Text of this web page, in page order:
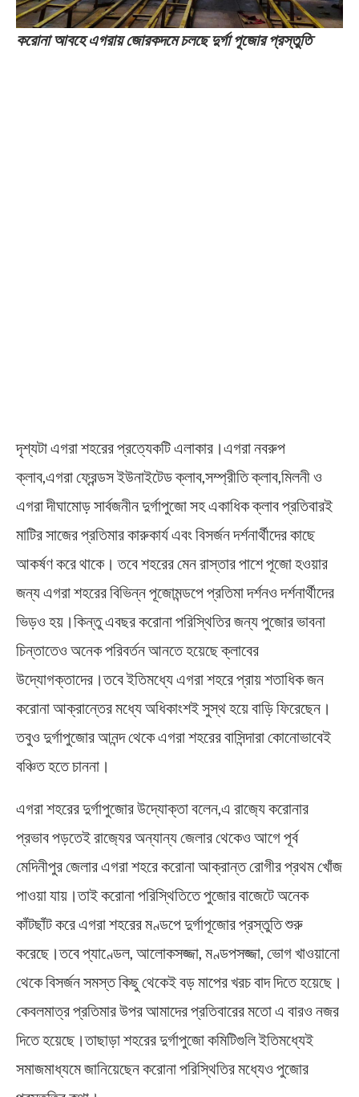
করোনা আবহে এগরায় জোরকদমে চলছে দুর্গা পূজোর প্রস্তুতি
দৃশ্যটা এগরা শহরের প্রত্যেকটি এলাকার।এগরা নবরুপ
ক্লাব,এগরা ফ্রেন্ডস ইউনাইটেড ক্লাব,সম্প্রীতি ক্লাব,মিলনী ও
এগরা দীঘামোড় সার্বজনীন দুর্গাপুজো সহ একাধিক ক্লাব প্রতিবারই
মাটির সাজের প্রতিমার কারুকার্য এবং বিসর্জন দর্শনার্থীদের কাছে
আকর্ষণ করে থাকে। তবে শহরের মেন রাস্তার পাশে পূজো হওয়ার
জন্য এগরা শহরের বিভিন্ন পূজোমন্ডপে প্রতিমা দর্শনও দর্শনার্থীদের
ভিড়ও হয়।কিন্তু এবছর করোনা পরিস্থিতির জন্য পুজোর ভাবনা
চিন্তাতেও অনেক পরিবর্তন আনতে হয়েছে ক্লাবের
উদ্যোগক্তাদের।তবে ইতিমধ্যে এগরা শহরে প্রায় শতাধিক জন
করোনা আক্রান্তের মধ্যে অধিকাংশই সুস্থ হয়ে বাড়ি ফিরেছেন।
তবুও দুর্গাপুজোর আনন্দ থেকে এগরা শহরের বাসিন্দারা কোনোভাবেই
বঞ্চিত হতে চাননা।
এগরা শহরের দুর্গাপুজোর উদ্যোক্তা বলেন,এ রাজ‍্যে ক‍রোনার
প্রভাব পড়তেই রাজ‍্যের অন্যান্য জেলার থেকেও আগে পূর্ব
মেদিনীপুর জেলার এগরা শহরে করোনা আক্রান্ত রোগীর প্রথম খোঁজ
পাওয়া যায়।তাই করোনা পরিস্থিতিতে পুজোর বাজেটে অনেক
কাঁটছাঁট করে এগরা শহরের মণ্ডপে দুর্গাপূজোর প্রস্তুতি শুরু
করেছে।তবে প্যাণ্ডেল, আলোকসজ্জা, মণ্ডপসজ্জা, ভোগ খাওয়ানো
থেকে বিসর্জন সমস্ত কিছু থেকেই বড় মাপের খরচ বাদ দিতে হয়েছে।
কেবলমাত্র প্রতিমার উপর আমাদের প্রতিবারের মতো এ বারও নজর
দিতে হয়েছে।তাছাড়া শহরের দুর্গাপুজো কমিটিগুলি ইতিমধ্যেই
সমাজমাধ্যমে জানিয়েছেন করোনা পরিস্থিতির মধ্যেও পুজোর